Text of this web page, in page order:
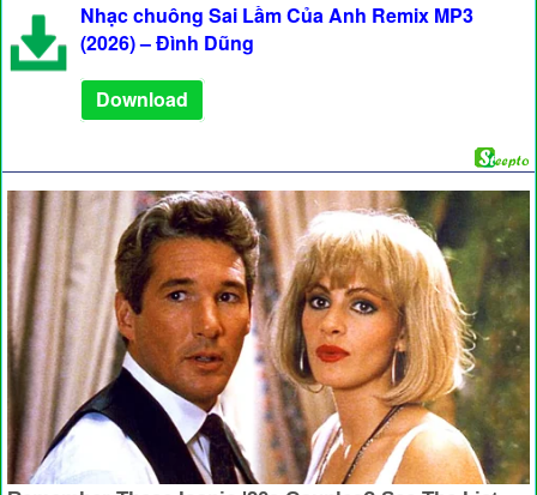
Nhạc chuông Sai Lầm Của Anh Remix MP3
(2026) – Đình Dũng
Download